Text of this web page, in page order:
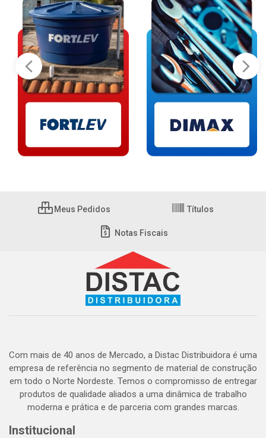
Meus Pedidos Títulos
Notas Fiscais
Com mais de 40 anos de Mercado, a Distac Distribuidora é uma
empresa de referência no segmento de material de construção
em todo o Norte Nordeste. Temos o compromisso de entregar
produtos de qualidade aliados a uma dinâmica de trabalho
moderna e prática e de parceria com grandes marcas.
Institucional